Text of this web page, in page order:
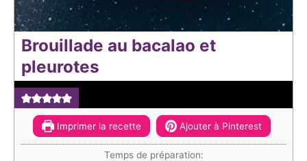
Brouillade au bacalao et
pleurotes
Imprimer la recette Ajouter à Pinterest
Temps de préparation: